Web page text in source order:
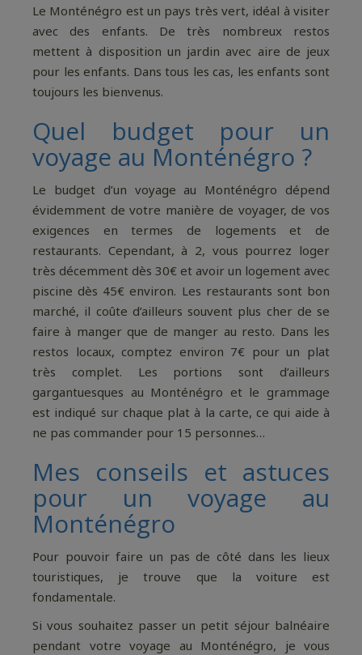
Le Monténégro est un pays très vert, idéal à visiter
avec des enfants. De très nombreux restos
mettent à disposition un jardin avec aire de jeux
pour les enfants. Dans tous les cas, les enfants sont
toujours les bienvenus.
Quel budget pour un
voyage au Monténégro ?
Le budget d’un voyage au Monténégro dépend
évidemment de votre manière de voyager, de vos
exigences en termes de logements et de
restaurants. Cependant, à 2, vous pourrez loger
très décemment dès 30€ et avoir un logement avec
piscine dès 45€ environ. Les restaurants sont bon
marché, il coûte d’ailleurs souvent plus cher de se
faire à manger que de manger au resto. Dans les
restos locaux, comptez environ 7€ pour un plat
très complet. Les portions sont d’ailleurs
gargantuesques au Monténégro et le grammage
est indiqué sur chaque plat à la carte, ce qui aide à
ne pas commander pour 15 personnes…
Mes conseils et astuces
pour un voyage au
Monténégro
Pour pouvoir faire un pas de côté dans les lieux
touristiques, je trouve que la voiture est
fondamentale.
Si vous souhaitez passer un petit séjour balnéaire
pendant votre voyage au Monténégro, je vous